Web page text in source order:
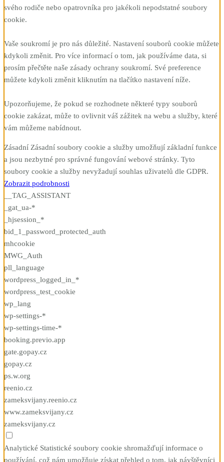
svého rodiče nebo opatrovníka pro jakékoli nepodstatné soubory
cookie.
Vaše soukromí je pro nás důležité. Nastavení souborů cookie můžete
kdykoli změnit. Pro více informací o tom, jak používáme data, si
prosím přečtěte naše zásady ochrany soukromí. Své preference
můžete kdykoli změnit kliknutím na tlačítko nastavení níže.
Upozorňujeme, že pokud se rozhodnete některé typy souborů
cookie zakázat, může to ovlivnit váš zážitek na webu a služby, které
vám můžeme nabídnout.
Zásadní Zásadní soubory cookie a služby umožňují základní funkce
a jsou nezbytné pro správné fungování webové stránky. Tyto
soubory cookie a služby nevyžadují souhlas uživatelů dle GDPR.
Zobrazit podrobnosti
__TAG_ASSISTANT
_gat_ua-*
_hjsession_*
bid_1_password_protected_auth
mhcookie
MWG_Auth
pll_language
wordpress_logged_in_*
wordpress_test_cookie
wp_lang
wp-settings-*
wp-settings-time-*
booking.previo.app
gate.gopay.cz
gopay.cz
ps.w.org
reenio.cz
zameksvijany.reenio.cz
www.zameksvijany.cz
zameksvijany.cz
Analytické Statistické soubory cookie shromažďují informace o
používání, což nám umožňuje získat přehled o tom, jak návštěvníci